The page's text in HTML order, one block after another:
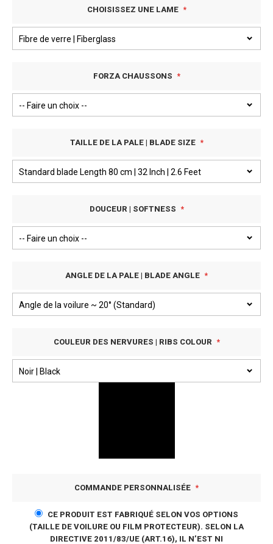
CHOISISSEZ UNE LAME
FORZA CHAUSSONS
TAILLE DE LA PALE | BLADE SIZE
DOUCEUR | SOFTNESS
ANGLE DE LA PALE | BLADE ANGLE
COULEUR DES NERVURES | RIBS COLOUR
COMMANDE PERSONNALISÉE
CE PRODUIT EST FABRIQUÉ SELON VOS OPTIONS
(TAILLE DE VOILURE OU FILM PROTECTEUR). SELON LA
DIRECTIVE 2011/83/UE (ART.16), IL N’EST NI